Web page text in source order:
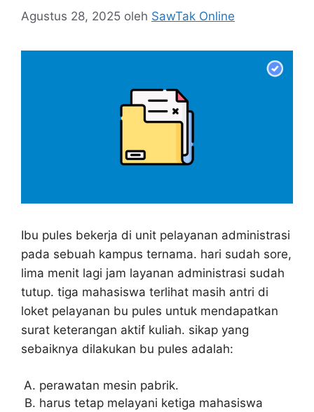
Agustus 28, 2025 oleh SawTak Online
Ibu pules bekerja di unit pelayanan administrasi
pada sebuah kampus ternama. hari sudah sore,
lima menit lagi jam layanan administrasi sudah
tutup. tiga mahasiswa terlihat masih antri di
loket pelayanan bu pules untuk mendapatkan
surat keterangan aktif kuliah. sikap yang
sebaiknya dilakukan bu pules adalah:
perawatan mesin pabrik.
harus tetap melayani ketiga mahasiswa